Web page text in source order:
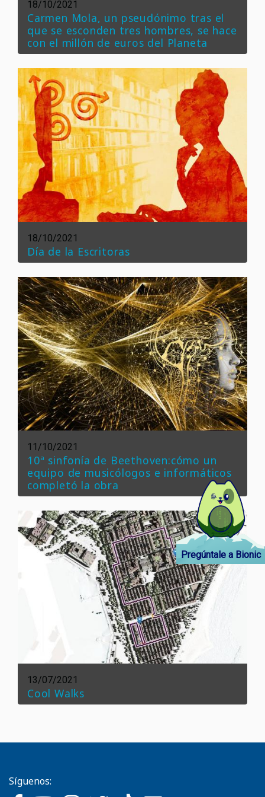
18/10/2021
Carmen Mola, un pseudónimo tras el
que se esconden tres hombres, se hace
con el millón de euros del Planeta
18/10/2021
Día de la Escritoras
11/10/2021
10ª sinfonía de Beethoven:cómo un
equipo de musicólogos e informáticos
completó la obra
13/07/2021
Cool Walks
Pregúntale a Bionic
Síguenos: